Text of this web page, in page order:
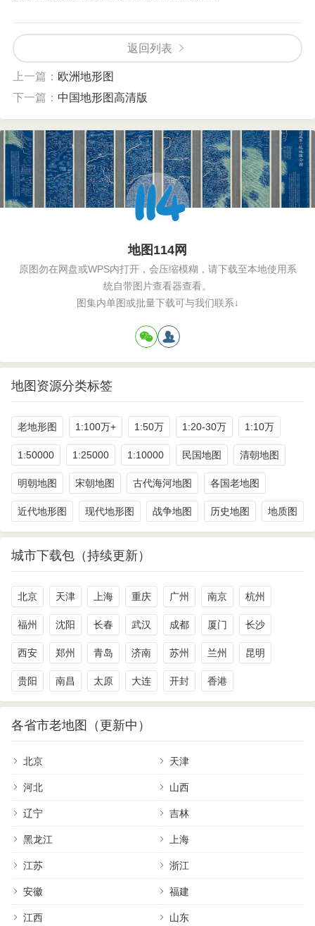
返回列表
上一篇： 欧洲地形图
下一篇： 中国地形图高清版
地图114网
原图勿在网盘或WPS内打开，会压缩模糊，请下载至本地使用系
统自带图片查看器查看。
图集内单图或批量下载可与我们联系↓
地图资源分类标签
老地形图 1:100万+ 1:50万 1:20-30万 1:10万
1:50000 1:25000 1:10000 民国地图 清朝地图
明朝地图 宋朝地图 古代海河地图 各国老地图
近代地形图 现代地形图 战争地图 历史地图 地质图
城市下载包（持续更新）
北京 天津 上海 重庆 广州 南京 杭州
福州 沈阳 长春 武汉 成都 厦门 长沙
西安 郑州 青岛 济南 苏州 兰州 昆明
贵阳 南昌 太原 大连 开封 香港
各省市老地图（更新中）
北京 天津
河北 山西
辽宁 吉林
黑龙江 上海
江苏 浙江
安徽 福建
江西 山东